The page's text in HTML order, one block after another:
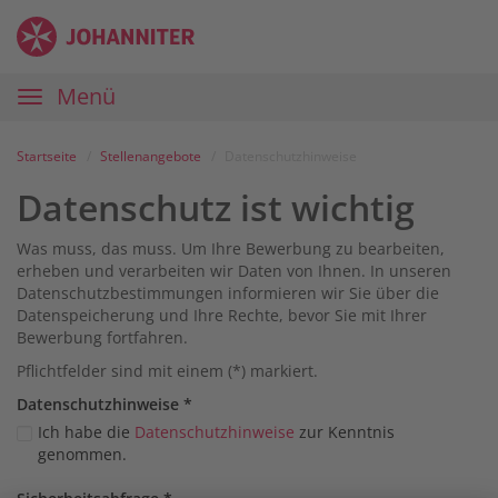
Zum
Inhalt
Anmelden
Zur
Navigation
Zur
Startseite
Karriereportal
Johanniter
Hauptnavigation
Menü
Startseite Stellenangebote
Datenschutz ist wichtig
Was muss, das muss. Um Ihre Bewerbung zu bearbeiten,
erheben und verarbeiten wir Daten von Ihnen. In unseren
Datenschutzbestimmungen informieren wir Sie über die
Datenspeicherung und Ihre Rechte, bevor Sie mit Ihrer
Bewerbung fortfahren.
Pflichtfelder sind mit einem (*) markiert.
Datenschutz­hinweise *
Ich habe die Datenschutzhinweise zur Kenntnis
genommen.